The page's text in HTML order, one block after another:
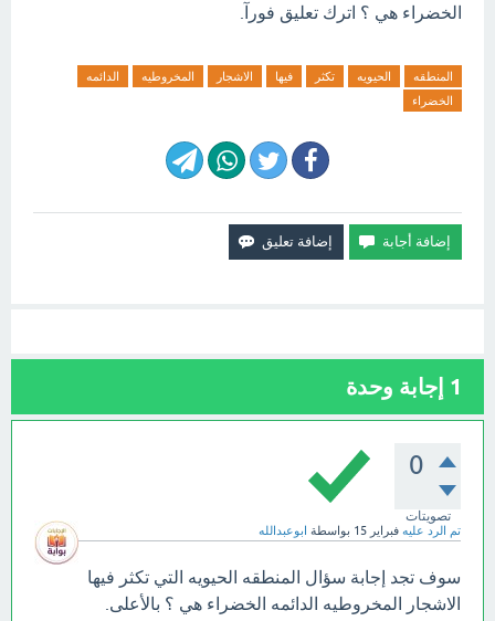
الخضراء هي ؟ اترك تعليق فورآ.
المنطقه الحيويه تكثر فيها الاشجار المخروطيه
الدائمه
الخضراء
1 إجابة وحدة
0
تصويتات
تم الرد عليه فبراير 15 بواسطة ابوعبدالله
سوف تجد إجابة سؤال المنطقه الحيويه التي تكثر فيها
الاشجار المخروطيه الدائمه الخضراء هي ؟ بالأعلى.